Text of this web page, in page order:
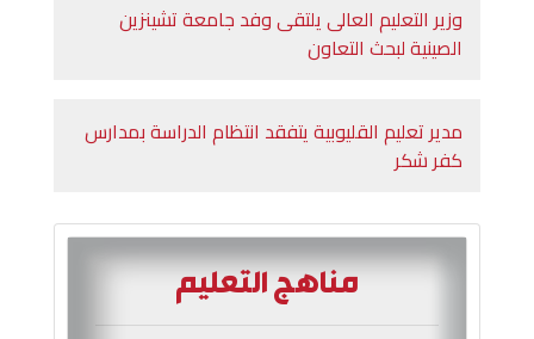
وزير التعليم العالى يلتقى وفد جامعة تشينزين
الصينية لبحث التعاون
مدير تعليم القليوبية يتفقد انتظام الدراسة بمدارس
كفر شكر
مناهج التعليم